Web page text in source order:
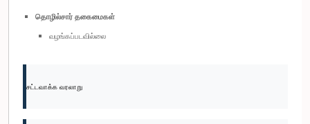
தொழில்சார் தகைமைகள்
வழங்கப்படவில்லை
சட்டவாக்க வரலாறு